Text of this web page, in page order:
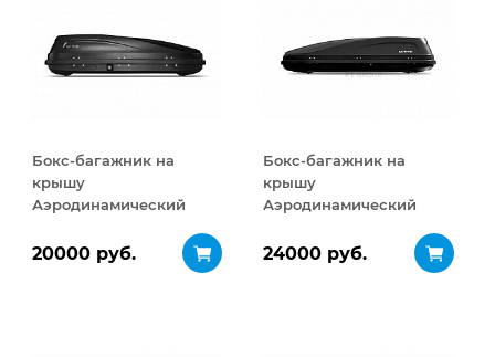
Бокс-багажник на
крышу
Аэродинамический
ДВУСТОРОННЕЕ
20000 руб.
Бокс-багажник на
крышу
Аэродинамический
ДВУСТОРОННЕЕ
24000 руб.